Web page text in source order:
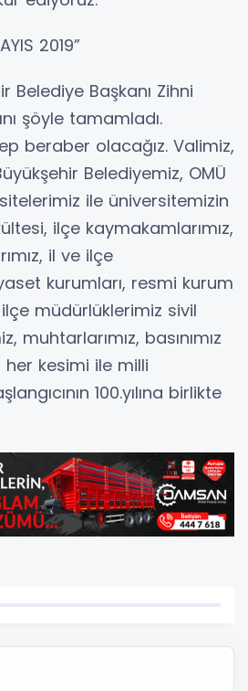
2019”
Belediye Başkanı Zihni
şöyle tamamladı.
beraber olacağız. Valimiz,
Belediyemiz, OMÜ
ile üniversitemizin
ilçe kaymakamlarımız,
il ve ilçe
kurumları, resmi kurum
müdürlüklerimiz sivil
muhtarlarımız, basınımız
kesimi ile milli
100.yılına birlikte